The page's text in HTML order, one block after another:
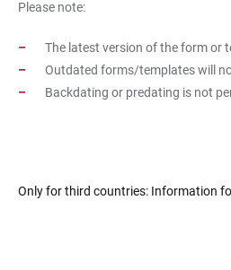
Please note:
The latest version of the form or
Outdated forms/templates will
Backdating or predating is not
Only for third countries: Information